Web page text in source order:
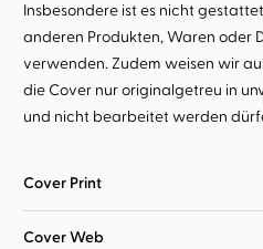
Insbesondere ist es nicht
anderen Produkten, Waren oder
verwenden. Zudem weisen wir
die Cover nur originalgetreu in
und nicht bearbeitet werden
Cover Print
Cover Web